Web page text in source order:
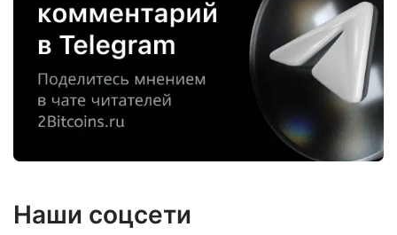
Наши соцсети